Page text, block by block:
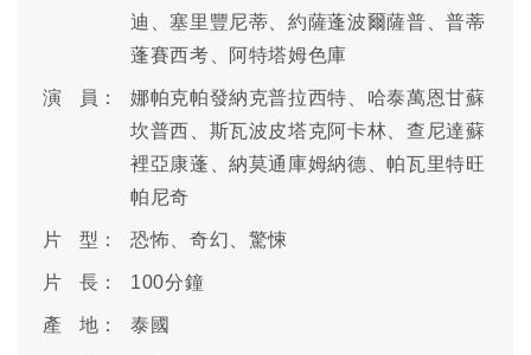
迪、塞里豐尼蒂、約薩蓬波爾薩普、普蒂
蓬賽西考、阿特塔姆色庫
演 員：
娜帕克帕發納克普拉西特、哈泰萬恩甘蘇
坎普西、斯瓦波皮塔克阿卡林、查尼達蘇
裡亞康蓬、納莫通庫姆納德、帕瓦里特旺
帕尼奇
片 型： 恐怖、奇幻、驚悚
片 長： 100分鐘
產 地： 泰國